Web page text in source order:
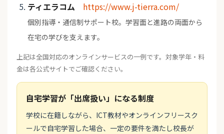
ティエラコム https://www.j-tierra.com/
個別指導・通信制サポート校。学習面と進路の両面から
在宅の学びを支えます。
上記は全国対応のオンラインサービスの一例です。対象学年・料
金は各公式サイトでご確認ください。
自宅学習が「出席扱い」になる制度
学校に在籍しながら、ICT教材やオンラインフリースク
ールで自宅学習した場合、一定の要件を満たし校長が